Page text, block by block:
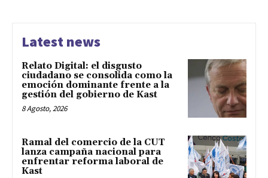
Latest news
Relato Digital: el disgusto
ciudadano se consolida como la
emoción dominante frente a la
gestión del gobierno de Kast
8 Agosto, 2026
Ramal del comercio de la CUT
lanza campaña nacional para
enfrentar reforma laboral de
Kast